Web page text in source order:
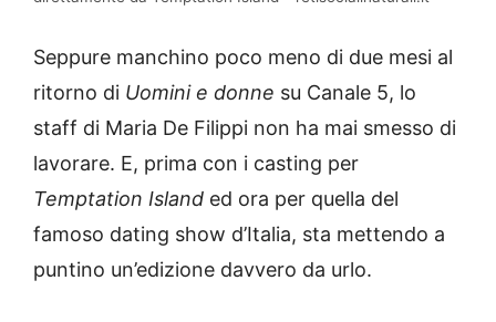
Seppure manchino poco meno di due mesi al
ritorno di Uomini e donne su Canale 5, lo
staff di Maria De Filippi non ha mai smesso di
lavorare. E, prima con i casting per
Temptation Island ed ora per quella del
famoso dating show d’Italia, sta mettendo a
puntino un’edizione davvero da urlo.